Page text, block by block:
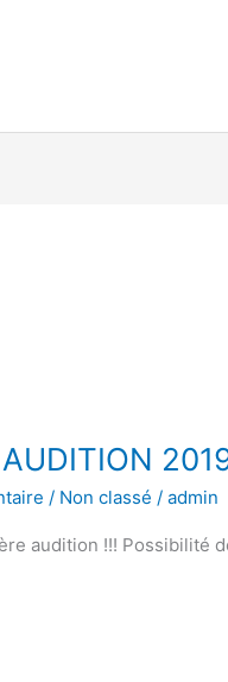
/ Non classé /admin
audition !!! Possibilité